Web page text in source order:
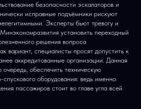
безопасности эскалаторов и
исправные подъёмники рискуют
Эксперты бьют тревогу и
установить переходный
решения вопроса
вариант, специалисты просят допустить к
аккредитованные организации. Данная
очередь, обеспечить техническую
оборудования: ведь именно
пассажиров стоит во главе угла всей